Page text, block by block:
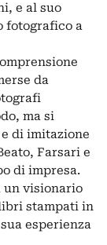
e al suo
fotografico a
da
ma si
di imitazione
Farsari e
di impresa.
un visionario
stampati in
esperienza